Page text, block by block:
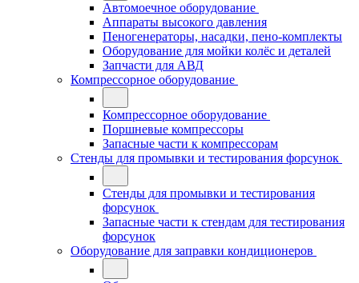
Автомоечное оборудование
Аппараты высокого давления
Пеногенераторы, насадки, пено-комплекты
Оборудование для мойки колёс и деталей
Запчасти для АВД
Компрессорное оборудование
Компрессорное оборудование
Поршневые компрессоры
Запасные части к компрессорам
Стенды для промывки и тестирования форсунок
Стенды для промывки и тестирования
форсунок
Запасные части к стендам для тестирования
форсунок
Оборудование для заправки кондиционеров